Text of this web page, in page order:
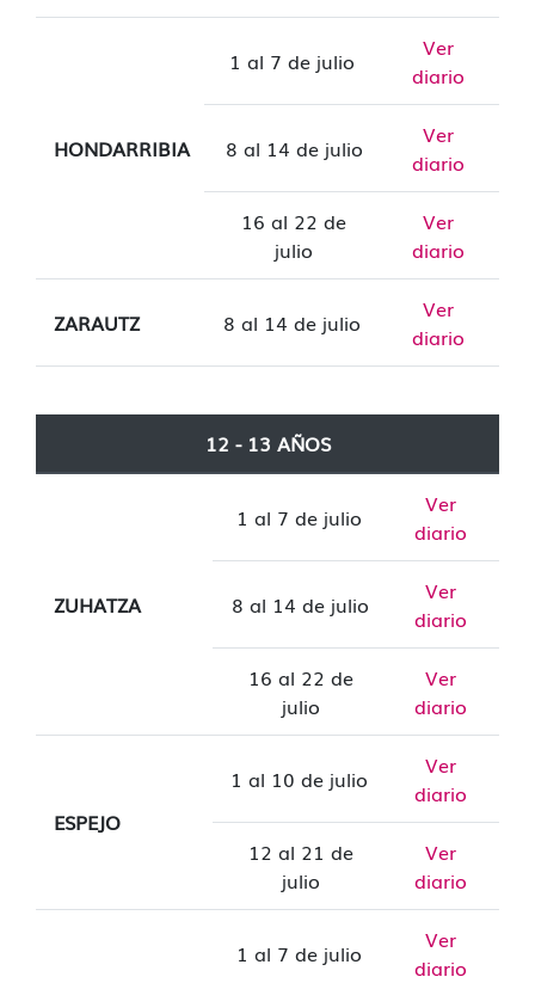
HONDARRIBIA
1 al 7 de julio
Ver
diario
8 al 14 de julio
Ver
diario
16 al 22 de
julio
Ver
diario
ZARAUTZ 8 al 14 de julio
Ver
diario
12 - 13 AÑOS
ZUHATZA
1 al 7 de julio
Ver
diario
8 al 14 de julio
Ver
diario
16 al 22 de
julio
Ver
diario
ESPEJO
1 al 10 de julio
Ver
diario
12 al 21 de
julio
Ver
diario
1 al 7 de julio
Ver
diario